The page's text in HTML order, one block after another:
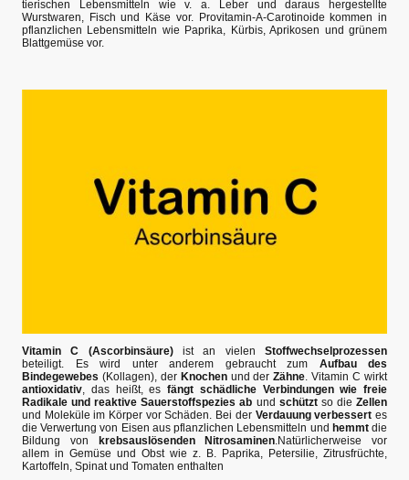
tierischen Lebensmitteln wie v. a. Leber und daraus hergestellte
Wurstwaren, Fisch und Käse vor. Provitamin-A-Carotinoide kommen in
pflanzlichen Lebensmitteln wie Paprika, Kürbis, Aprikosen und grünem
Blattgemüse vor.
Vitamin C (Ascorbinsäure)ist an vielenStoffwechselprozessen
beteiligt. Es wird unter anderem gebraucht zum Aufbau des
Bindegewebes (Kollagen), der Knochenund derZähne. Vitamin C wirkt
antioxidativ, das heißt, es fängt schädliche Verbindungen wie freie
Radikale und reaktive Sauerstoffspezies ab und schütztso dieZellen
und Moleküle im Körper vor Schäden. Bei der Verdauung verbessert es
die Verwertung von Eisen aus pflanzlichen Lebensmitteln und hemmtdie
Bildung von krebsauslösenden Nitrosaminen.Natürlicherweise vor
allem in Gemüse und Obst wie z. B. Paprika, Petersilie, Zitrusfrüchte,
Kartoffeln, Spinat und Tomaten enthalten